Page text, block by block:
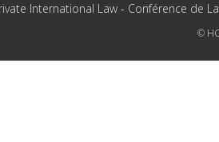
International Law - Conférence de
©